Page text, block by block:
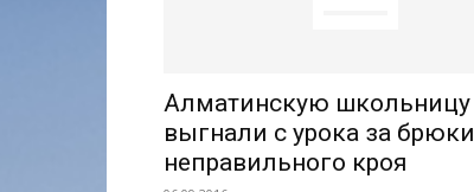
Алматинскую школьницу
выгнали с урока за брюки
неправильного кроя